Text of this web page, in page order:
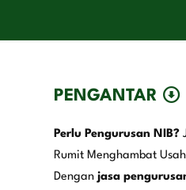
PENGANTAR
Perlu Pengurusan NIB?
Rumit Menghambat
Dengan jasa